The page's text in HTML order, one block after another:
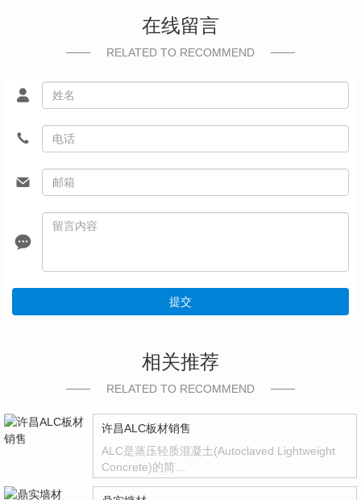
在线留言
RELATED TO RECOMMEND
提交
相关推荐
RELATED TO RECOMMEND
许昌ALC板材销售
ALC是蒸压轻质混凝土(Autoclaved Lightweight
Concrete)的简…